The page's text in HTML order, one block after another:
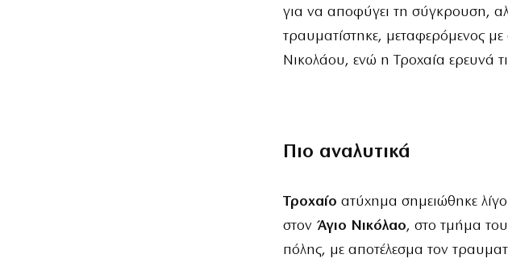
για να αποφύγει τη σύγκρουση,
τραυματίστηκε, μεταφερόμενος
Νικολάου, ενώ η Τροχαία ερευνά
Πιο αναλυτικά
Τροχαίο ατύχημα σημειώθηκε
στον Άγιο Νικόλαο, στο τμήμα
πόλης, με αποτέλεσμα τον